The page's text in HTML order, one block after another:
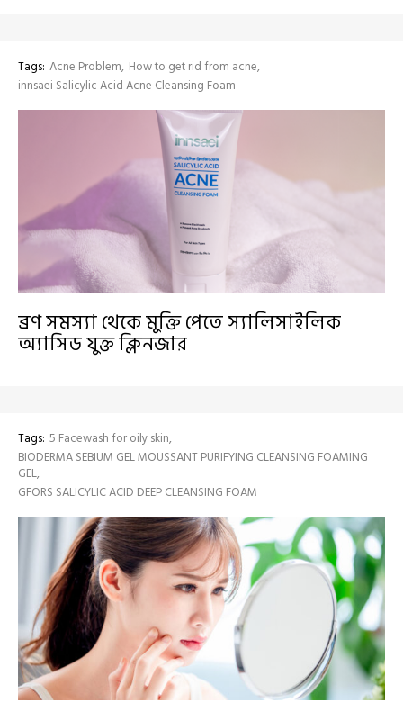
Tags: Acne Problem How to get rid from acne
innsaei Salicylic Acid Acne Cleansing Foam
ব্রণ সমস্যা থেকে মুক্তি পেতে স্যালিসাইলিক
অ্যাসিড যুক্ত ক্লিনজার
Tags: 5 Facewash for oily skin
BIODERMA SEBIUM GEL MOUSSANT PURIFYING CLEANSING FOAMING
GEL
GFORS SALICYLIC ACID DEEP CLEANSING FOAM